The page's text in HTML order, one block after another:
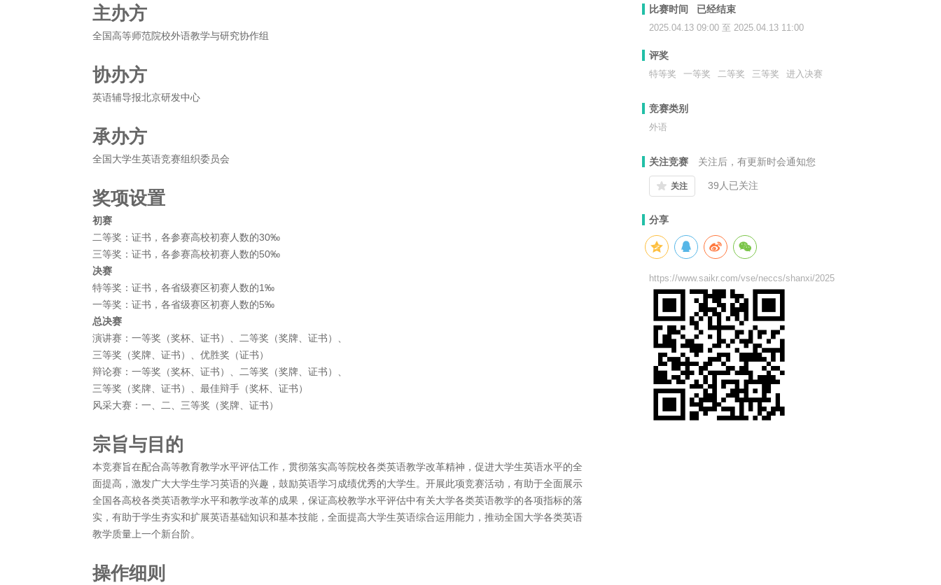
主办方
全国高等师范院校外语教学与研究协作组
协办方
英语辅导报北京研发中心
承办方
全国大学生英语竞赛组织委员会
奖项设置
初赛
二等奖：证书，各参赛高校初赛人数的30‰
三等奖：证书，各参赛高校初赛人数的50‰
决赛
特等奖：证书，各省级赛区初赛人数的1‰
一等奖：证书，各省级赛区初赛人数的5‰
总决赛
演讲赛：一等奖（奖杯、证书）、二等奖（奖牌、证书）、
三等奖（奖牌、证书）、优胜奖（证书）
辩论赛：一等奖（奖杯、证书）、二等奖（奖牌、证书）、
三等奖（奖牌、证书）、最佳辩手（奖杯、证书）
风采大赛：一、二、三等奖（奖牌、证书）
宗旨与目的
本竞赛旨在配合高等教育教学水平评估工作，贯彻落实高等院校各类英语教学改革精神，促进大学生英语水平的全
面提高，激发广大大学生学习英语的兴趣，鼓励英语学习成绩优秀的大学生。开展此项竞赛活动，有助于全面展示
全国各高校各类英语教学水平和教学改革的成果，保证高校教学水平评估中有关大学各类英语教学的各项指标的落
实，有助于学生夯实和扩展英语基础知识和基本技能，全面提高大学生英语综合运用能力，推动全国大学各类英语
教学质量上一个新台阶。
操作细则
比赛时间 已经结束
2025.04.13 09:00 至 2025.04.13 11:00
评奖
特等奖 一等奖 二等奖 三等奖 进入决赛
竞赛类别
外语
关注竞赛 关注后，有更新时会通知您
关注 39人已关注
分享
https://www.saikr.com/vse/neccs/shanxi/2025